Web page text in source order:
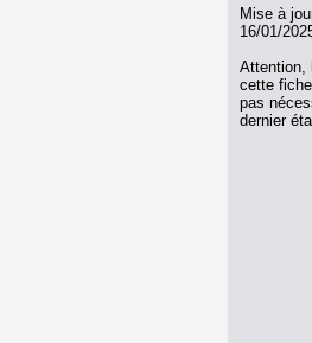
Mise à
16/01/
Attention,
cette
pas
dernier